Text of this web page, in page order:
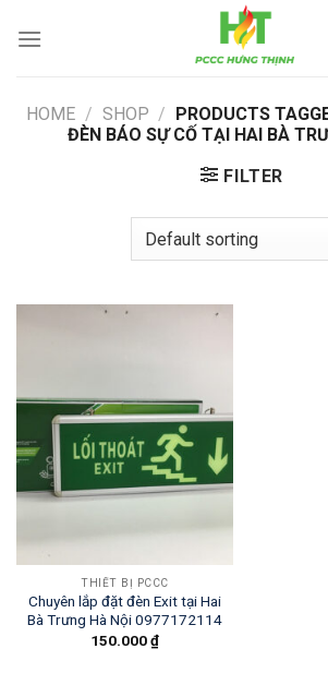
HOME / SHOP / PRODUCTS
ĐÈN BÁO SỰ CỐ TẠI HAI BÀ
FILTER
THIẾT BỊ PCCC
Chuyên lắp đặt đèn Exit tại Hai
Bà Trưng Hà Nội 0977172114
150.000₫